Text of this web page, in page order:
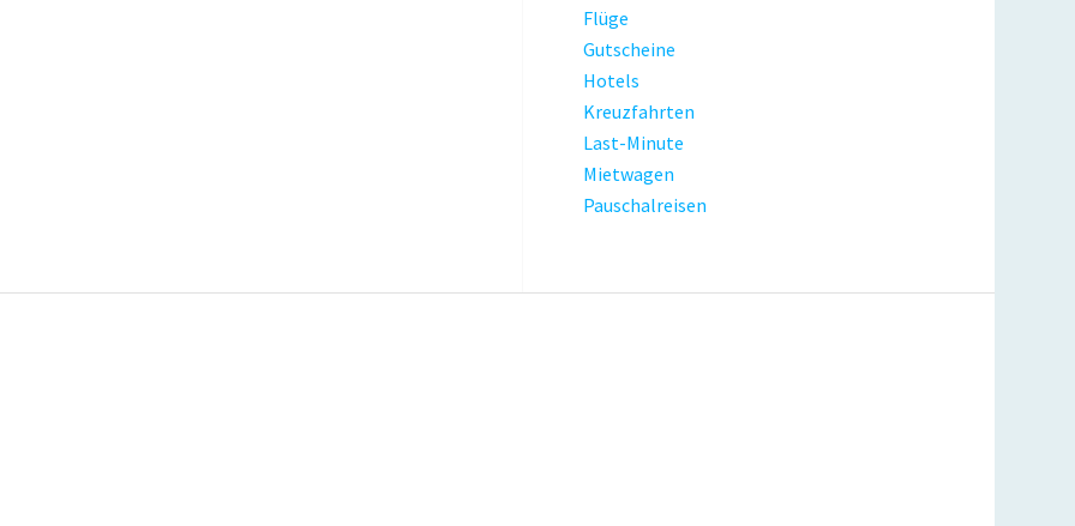
Flüge
Gutscheine
Hotels
Kreuzfahrten
Last-Minute
Mietwagen
Pauschalreisen